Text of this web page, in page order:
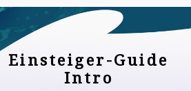
Einsteiger-Guide
Intro